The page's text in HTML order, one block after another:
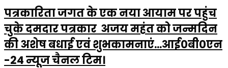
पत्रकारिता जगत के एक नया आयाम पर पहुंच
चुके दमदार पत्रकार अजय महंत को जन्मदिन
की अशेष बधाई एवं शुभकामनाएं...आई०बी०एन
-24 न्यूज चैनल टिम।